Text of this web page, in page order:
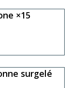
×15
surgelé